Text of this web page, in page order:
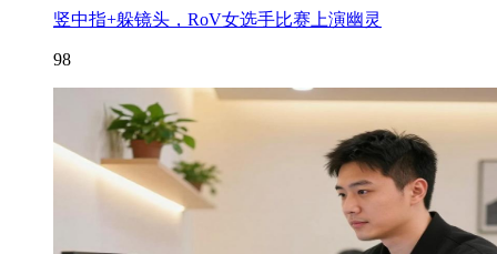
竖中指+躲镜头，RoV女选手比赛上演幽灵
98